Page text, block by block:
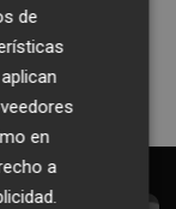
de
en
a
.